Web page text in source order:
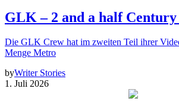
GLK – 2 and a half
Die GLK Crew hat im zweiten Teil ihrer
Menge Metro
byWriter Stories
1. Juli 2026